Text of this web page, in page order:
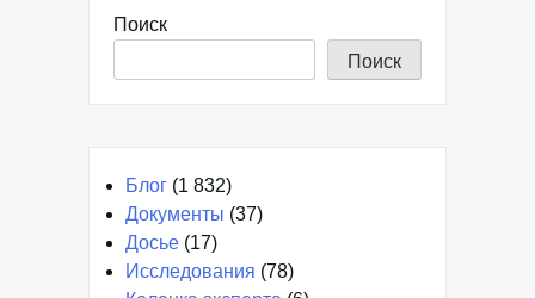
Поиск
Поиск
Блог (1 832)
Документы (37)
Досье (17)
Исследования (78)